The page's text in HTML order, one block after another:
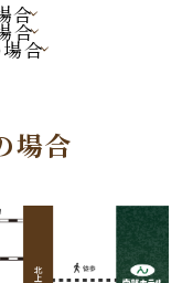
合
合
合
場合